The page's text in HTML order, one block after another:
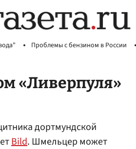
Проблемы с бензином в России
«Ливерпуля»
дортмундской
Bild. Шмельцер может